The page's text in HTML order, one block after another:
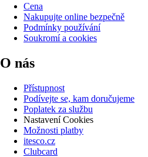
Cena
Nakupujte online bezpečně
Podmínky používání
Soukromí a cookies
O nás
Přístupnost
Podívejte se, kam doručujeme
Poplatek za službu
Nastavení Cookies
Možnosti platby
itesco.cz
Clubcard